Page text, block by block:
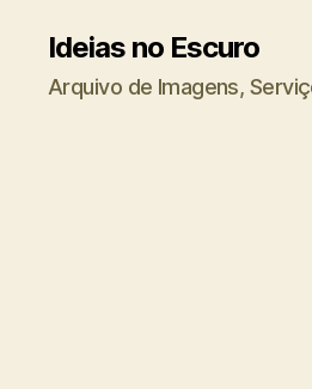
Ideias no Escuro
Arquivo de Imagens,